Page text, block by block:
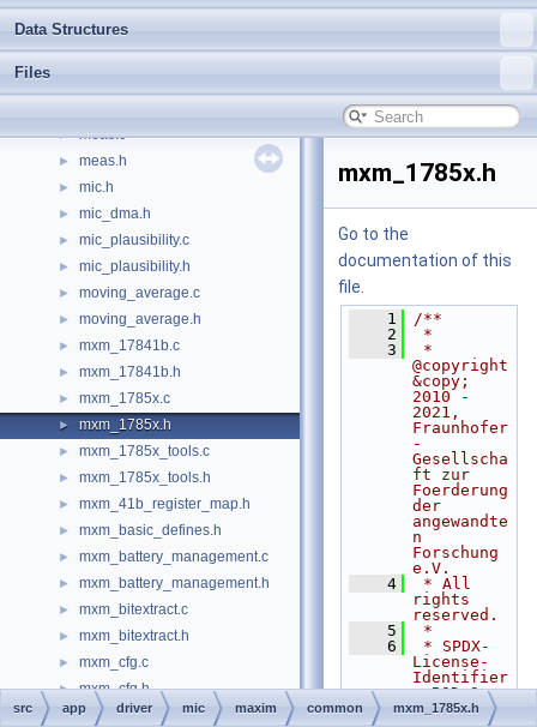
Data Structures
Files
► masterinfo.c
► masterinfo.h
► meas.c
► meas.h
► mic.h
► mic_dma.h
► mic_plausibility.c
► mic_plausibility.h
► moving_average.c
► moving_average.h
► mxm_17841b.c
► mxm_17841b.h
► mxm_1785x.c
► mxm_1785x.h
► mxm_1785x_tools.c
► mxm_1785x_tools.h
► mxm_41b_register_map.h
► mxm_basic_defines.h
► mxm_battery_management.c
► mxm_battery_management.h
► mxm_bitextract.c
► mxm_bitextract.h
► mxm_cfg.c
► mxm_cfg.h
► mxm_crc8.c
mxm_1785x.h
Go to the
documentation of this
file.
    1
/**
    2
*
    3
*
@copyright
&copy;
2010 -
2021,
Fraunhofer
-
Gesellscha
ft zur
Foerderung
der
angewandte
n
Forschung
e.V.
    4
* All
rights
reserved.
    5
*
    6
* SPDX-
License-
Identifier
: BSD-3-
Clause
src app driver mic maxim common mxm_1785x.h